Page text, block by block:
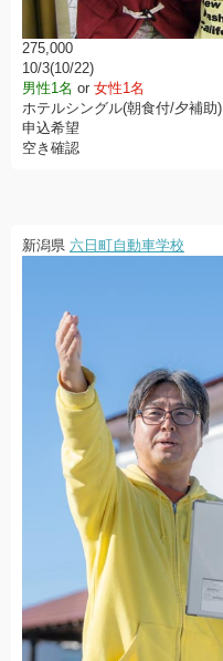
275,000
10/3(10/22)
男性1名 or 女性1名
ホテルシングル(朝食付/夕補助)
申込希望
空き確認
新潟県 六日町自動車学校